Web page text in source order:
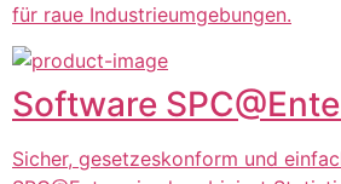
für raue Industrieumgebungen.
Software
Sicher, gesetzeskonform und